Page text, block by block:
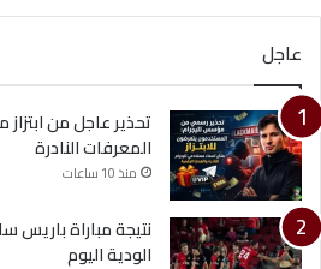
عاجل
تحذير عاجل من
المعرفات النادرة
منذ 10 ساعات
نتيجة مباراة باريس
الودية اليوم